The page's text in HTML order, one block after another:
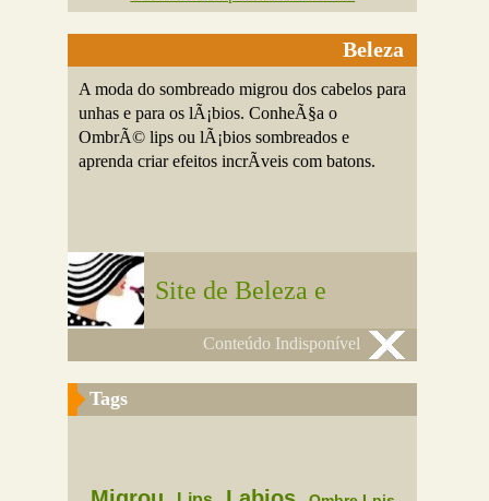
Beleza
A moda do sombreado migrou dos cabelos para
unhas e para os lÃ¡bios. ConheÃ§a o
OmbrÃ© lips ou lÃ¡bios sombreados e
aprenda criar efeitos incrÃ­veis com batons.
Site de Beleza e
Conteúdo Indisponível
Tags